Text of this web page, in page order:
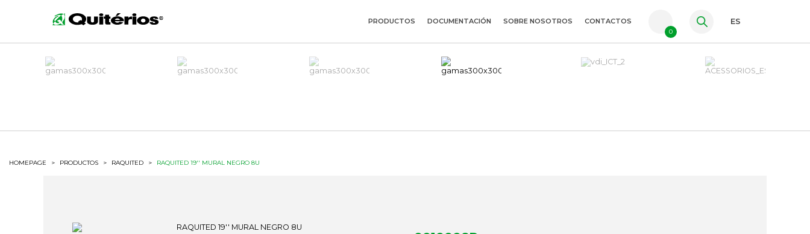
FR
PRODUCTOS DOCUMENTACIÓN SOBRE NOSOTROS CONTACTOS
0
ES
HOMEPAGE > PRODUCTOS > RAQUITED > RAQUITED 19'' MURAL NEGRO 8U